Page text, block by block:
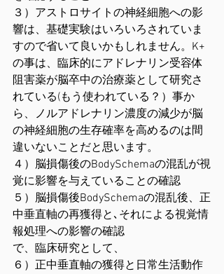
３）アストロサイトの神経細胞への影
響は、基礎実験はいろいろされていま
すので省いて良いかもしれません。K+
の事は、臨床的にアドレナリン受容体
阻害薬が脳卒中の治療薬として研究さ
れている(もう使われている？）事か
ら、ノルアドレナリン濃度の減少が脳
の神経細胞の生存確率を高めるのは間
違いないことだと思います。
４）脳損傷後のBodySchemaの混乱が視
覚に影響を与えていることの確認
５）脳損傷後BodySchemaの混乱後、正
中垂直軸の再獲得と､それによる視覚情
報処理への影響の確認
で、臨床研究として、
６）正中垂直軸の獲得と日常生活動作